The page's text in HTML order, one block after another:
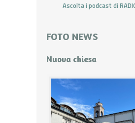
Ascolta i podcast di
FOTO NEWS
Nuova chiesa